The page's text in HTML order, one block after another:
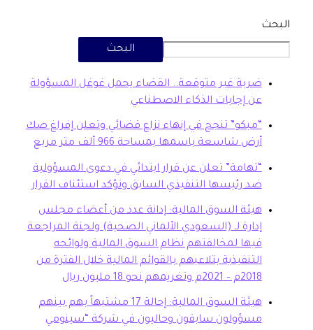
غير متوقعة.. القضاء يحمل غوغل المسؤولة
إجابات الذكاء الاصطناعي
تنجح في إنهاء نزاع قضائي وتعلن إفراغ صك
شاسعة باسمها بمساحة 966 ألف متر مربع
تعلن عن قرار ابتدائي في دعوى المسؤولية
رئيسها التنفيذي السابق وتؤكد استئناف القرار
السوق المالية: إدانة عدد من أعضاء مجلس
لـ (السعودي الألماني الصحية) ولجنة المراجعة
لمخالفتهم نظام السوق المالية ولوائحه
بتلاعبهم بالقوائم المالية خلال الفترة من
هيئة السوق المالية: إحالة 17 مشتبهاً بهم بينهم
سابقون وحاليون في شركة “سينومي